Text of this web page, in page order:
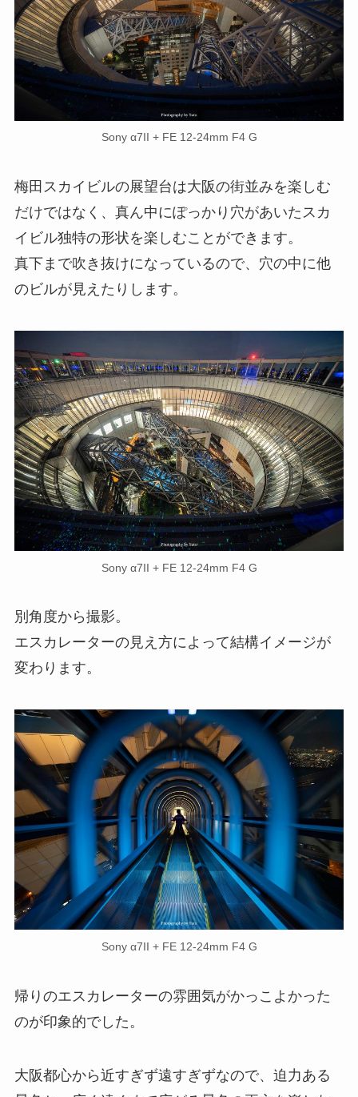
Sony α7II + FE 12-24mm F4 G
梅田スカイビルの展望台は大阪の街並みを楽しむ
だけではなく、真ん中にぽっかり穴があいたスカ
イビル独特の形状を楽しむことができます。
真下まで吹き抜けになっているので、穴の中に他
のビルが見えたりします。
Sony α7II + FE 12-24mm F4 G
別角度から撮影。
エスカレーターの見え方によって結構イメージが
変わります。
Sony α7II + FE 12-24mm F4 G
帰りのエスカレーターの雰囲気がかっこよかった
のが印象的でした。
大阪都心から近すぎず遠すぎずなので、迫力ある